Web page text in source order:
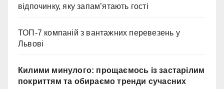
відпочинку, яку запам’ятають гості
ТОП-7 компаній з вантажних перевезень у
Львові
Килими минулого: прощаємось із застарілим
покриттям та обираємо тренди сучасних